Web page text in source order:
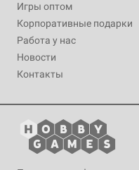
Игры оптом
Корпоративные подарки
Работа у нас
Новости
Контакты